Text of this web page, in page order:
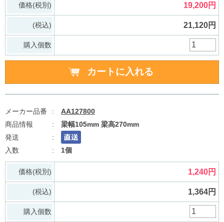
価格(税別) 19,200円
(税込) 21,120円
購入個数
AA127800
梁幅105mm 梁高270mm
1個
価格(税別) 1,240円
(税込) 1,364円
購入個数